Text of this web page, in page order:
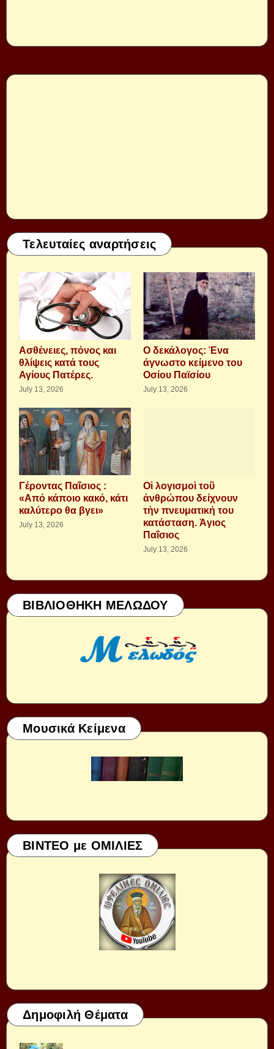
Τελευταίες αναρτήσεις
Aσθένειες, πόνος και
θλίψεις κατά τους
Αγίους Πατέρες.
July 13, 2026
Ο δεκάλογος: Ένα
άγνωστο κείμενο του
Οσίου Παϊσίου
July 13, 2026
Γέροντας Παΐσιος :
«Από κάποιο κακό, κάτι
καλύτερο θα βγει»
July 13, 2026
Οἱ λογισμοὶ τοῦ
ἀνθρώπου δείχνουν
τὴν πνευματική του
κατάσταση. Ἁγιος
Παΐσιος
July 13, 2026
ΒΙΒΛΙΟΘΗΚΗ ΜΕΛΩΔΟΥ
Μουσικά Κείμενα
ΒΙΝΤΕΟ με ΟΜΙΛΙΕΣ
Δημοφιλή Θέματα